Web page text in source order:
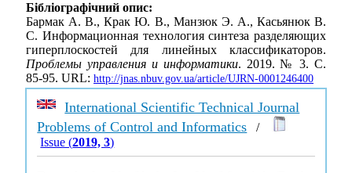
Бібліографічний опис:
Бармак А. В., Крак Ю. В., Манзюк Э. А., Касьянюк В.
С. Информационная технология синтеза разделяющих
гиперплоскостей для линейных классификаторов.
Проблемы управления и информатики. 2019. № 3. С.
85-95. URL: http://jnas.nbuv.gov.ua/article/UJRN-0001246400
International Scientific Technical Journal
Problems of Control and Informatics /
Issue (2019, 3)